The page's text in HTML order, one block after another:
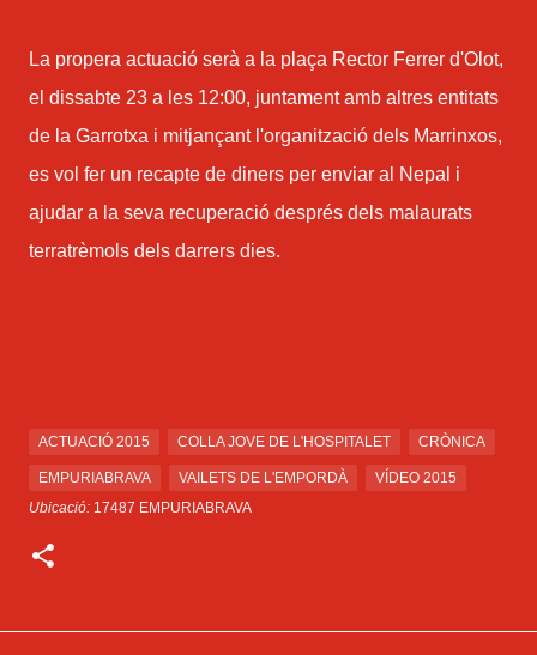
La propera actuació serà a la plaça Rector Ferrer d'Olot,
el dissabte 23 a les 12:00, juntament amb altres entitats
de la Garrotxa i mitjançant l'organització dels Marrinxos,
es vol fer un recapte de diners per enviar al Nepal i
ajudar a la seva recuperació després dels malaurats
terratrèmols dels darrers dies.
ACTUACIÓ 2015 COLLA JOVE DE L'HOSPITALET CRÒNICA
EMPURIABRAVA VAILETS DE L'EMPORDÀ
VÍDEO 2015
Ubicació: 17487 EMPURIABRAVA